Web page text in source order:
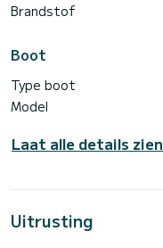
Brandstof
Boot
Type boot
Model
Laat alle details zien
Uitrusting